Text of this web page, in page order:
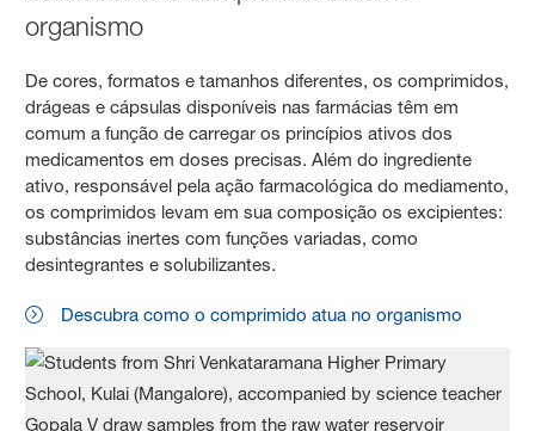
organismo
De cores, formatos e tamanhos diferentes, os comprimidos,
drágeas e cápsulas disponíveis nas farmácias têm em
comum a função de carregar os princípios ativos dos
medicamentos em doses precisas. Além do ingrediente
ativo, responsável pela ação farmacológica do mediamento,
os comprimidos levam em sua composição os excipientes:
substâncias inertes com funções variadas, como
desintegrantes e solubilizantes.
Descubra como o comprimido atua no organismo